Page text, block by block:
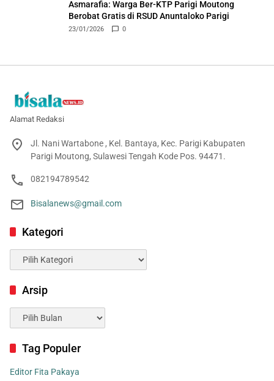
Asmarafia: Warga Ber-KTP Parigi Moutong
Berobat Gratis di RSUD Anuntaloko Parigi
23/01/2026 0
Alamat Redaksi
Jl. Nani Wartabone , Kel. Bantaya, Kec. Parigi Kabupaten
Parigi Moutong, Sulawesi Tengah Kode Pos. 94471.
082194789542
Bisalanews@gmail.com
Kategori
Kategori
Arsip
Arsip
Tag Populer
Editor Fita Pakaya